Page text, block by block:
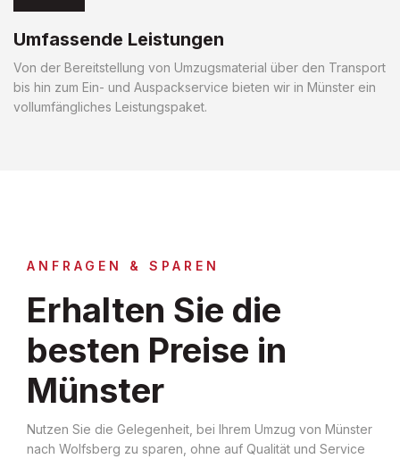
Umfassende Leistungen
Von der Bereitstellung von Umzugsmaterial über den Transport
bis hin zum Ein- und Auspackservice bieten wir in Münster ein
vollumfängliches Leistungspaket.
ANFRAGEN & SPAREN
Erhalten Sie die
besten Preise in
Münster
Nutzen Sie die Gelegenheit, bei Ihrem Umzug von Münster
nach Wolfsberg zu sparen, ohne auf Qualität und Service